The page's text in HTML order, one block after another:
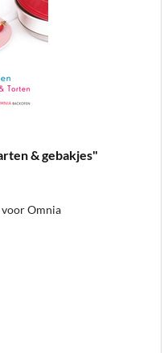
& gebakjes"
Omnia